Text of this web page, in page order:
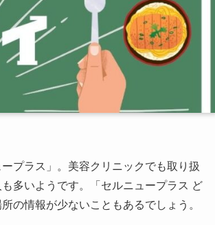
プラス」。美容クリニックでも取り扱
多いようです。「セルニュープラス ど
の情報が少ないこともあるでしょう。